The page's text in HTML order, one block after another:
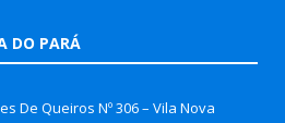
DO PARÁ
De Queiros Nº 306 – Vila Nova